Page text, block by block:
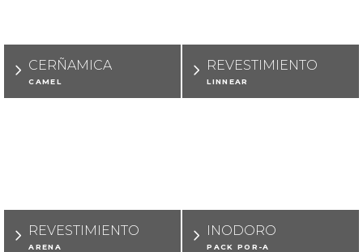
CERÑAMICA
CAMEL
REVESTIMIENTO
LINNEAR
REVESTIMIENTO
ARENA
INODORO
PACK POR-A